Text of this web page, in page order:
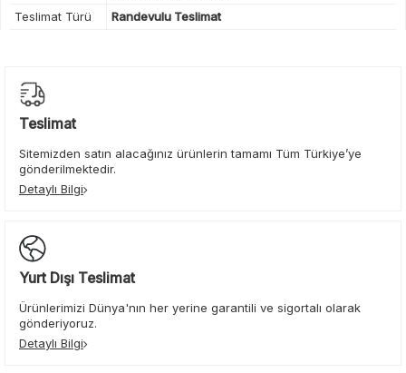
Teslimat Türü
Randevulu Teslimat
Teslimat
Sitemizden satın alacağınız ürünlerin tamamı Tüm Türkiye’ye
gönderilmektedir.
Detaylı Bilgi
Yurt Dışı Teslimat
Ürünlerimizi Dünya'nın her yerine garantili ve sigortalı olarak
gönderiyoruz.
Detaylı Bilgi